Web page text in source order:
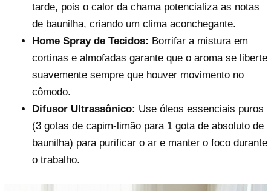
tarde, pois o calor da chama potencializa as notas
de baunilha, criando um clima aconchegante.
Home Spray de Tecidos: Borrifar a mistura em
cortinas e almofadas garante que o aroma se liberte
suavemente sempre que houver movimento no
cômodo.
Difusor Ultrassônico: Use óleos essenciais puros
(3 gotas de capim-limão para 1 gota de absoluto de
baunilha) para purificar o ar e manter o foco durante
o trabalho.